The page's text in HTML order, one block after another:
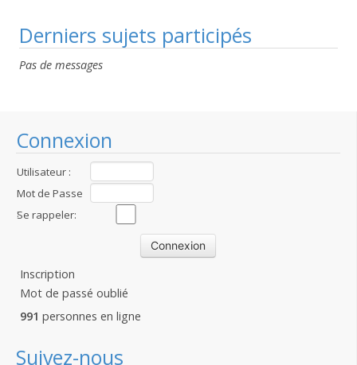
Connexion
Utilisateur :
Mot de Passe
:Se rappeler:
Inscription
Mot de passé oublié
991 personnes en ligne
Suivez-nous
Derniers sujets participés
Pas de messages